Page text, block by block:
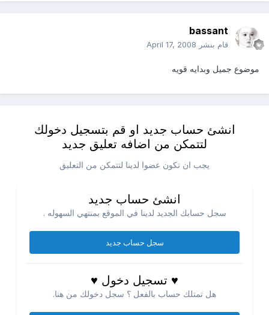
bassant
قام بنشر April 17, 2008
موضوع جميل وبدايه قويه
انشئ حساب جديد او قم بتسجيل دخولك
لتتمكن من اضافه تعليق جديد
يجب ان تكون عضوا لدينا لتتمكن من التعليق
انشئ حساب جديد
سجل حسابك الجديد لدينا في الموقع بمنتهي السهوله .
سجل حساب جديد
♥ تسجيل دخول ♥
هل تمتلك حساب بالفعل ؟ سجل دخولك من هنا.